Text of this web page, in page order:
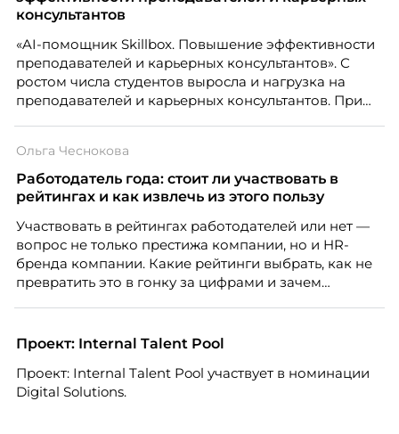
консультантов
«AI-помощник Skillbox. Повышение эффективности
преподавателей и карьерных консультантов». С
ростом числа студентов выросла и нагрузка на
преподавателей и карьерных консультантов. При
повысить эффективность сотрудников, ускорить
процессы, сохранить качество поддержки и
масштабироваться без роста команды. Так и
Skillbox.
Ольга Чеснокова
Работодатель года: стоит ли участвовать в
рейтингах и как извлечь из этого пользу
Участвовать в рейтингах работодателей или нет —
вопрос не только престижа компании, но и HR-
бренда компании. Какие рейтинги выбрать, как не
превратить это в гонку за цифрами и зачем
Чеснокова, HR-директор Right line.
Проект: Internal Talent Pool
Проект: Internal Talent Pool участвует в номинации
Digital Solutions.